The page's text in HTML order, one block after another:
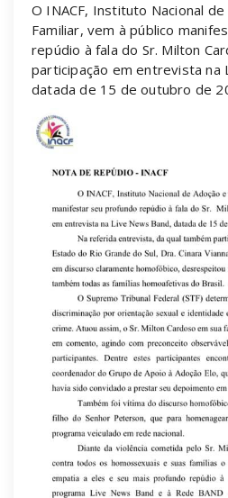
O INACF, Instituto Nacional
Familiar, vem à público
repúdio à fala do Sr. Milton
participação em entrevista na
datada de 15 de outubro de